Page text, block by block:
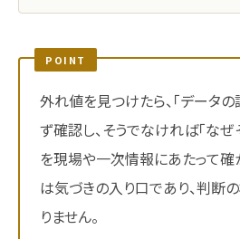
POINT
外れ値を見つけたら、「データ
ず確認し、そうでなければ「なぜ
を現場や一次情報にあたって確
は気づきの入り口であり、判断
りません。